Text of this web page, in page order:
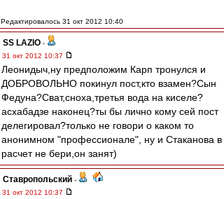
Редактировалось 31 окт 2012 10:40
SS LAZIO -
31 окт 2012 10:37
Леонидыч,ну предположим Карп тронулся и
ДОБРОВОЛЬНО покинул пост,кто взамен?Сын
Федуна?Сват,сноха,третья вода на киселе?
асхабадзе наконец?ты бы лично кому сей пост
делегировал?только не говори о каком то
анонимном "профессионале", ну и Стаканова в
расчет не бери,он занят)
Ставропольский -
31 окт 2012 10:37